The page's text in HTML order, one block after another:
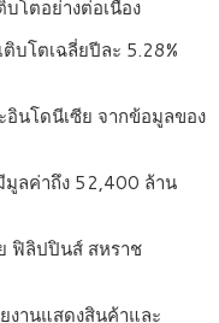
โตอย่างต่อเนื่อง
โตเฉลี่ยปีละ 5.28%
นโดนีเซีย จากข้อมูลของ
มูลค่าถึง 52,400 ล้าน
ฟิลิปปินส์ สหราช
งานแสดงสินค้าและ